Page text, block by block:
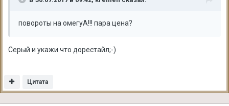
повороты на омегуА!!! пара цена?
Серый и укажи что дорестайл;-)
Цитата